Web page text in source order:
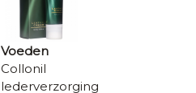
Voeden
Collonil
lederverzorging